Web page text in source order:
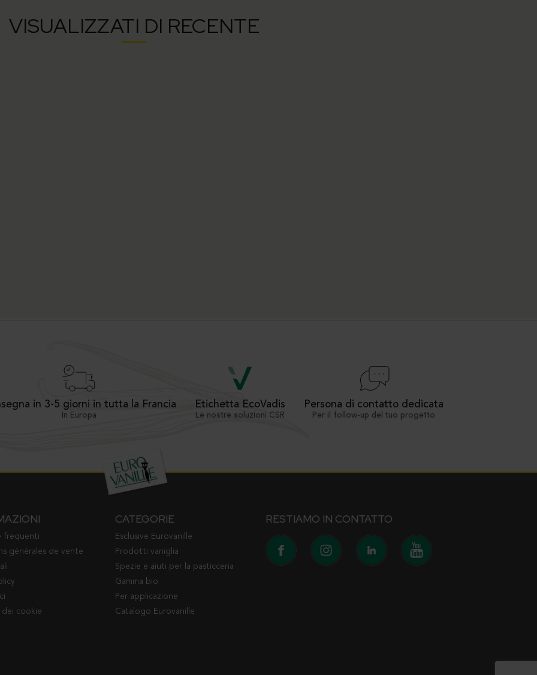
VISUALIZZATI DI RECENTE
in 3-5 giorni in tutta la Francia
In Europa
Etichetta EcoVadis
Le nostre soluzioni CSR
Persona di contatto dedicata
Per il follow-up del tuo progetto
frequenti
générales de vente
cookie
CATEGORIE
Esclusive Eurovanille
Prodotti vaniglia
Spezie e aiuti per la pasticceria
Gamma bio
Per applicazione
Catalogo Eurovanille
RESTIAMO IN CONTATTO